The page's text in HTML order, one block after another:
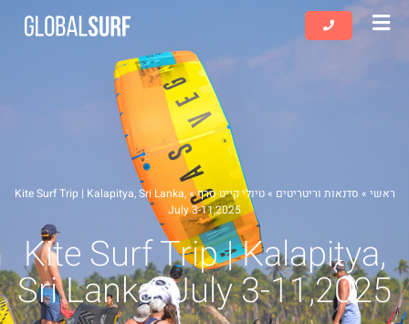
שִׂים
לֵב:
הַמְּסַיַּעַת
ראשי » סדנאות וריטריטים »טיולי קייט סרף»
Kite Surf Trip | Kalapitya, Sri Lanka,
July 3-11,2025
Kite Surf Trip | Kalapitya,
Sri Lanka, July 3-11,2025